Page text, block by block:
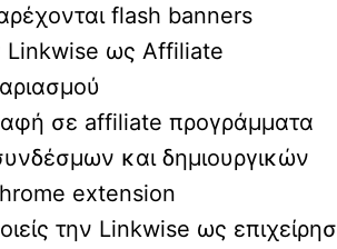
flash banners
Linkwise ως Affiliate
σε affiliate προγράμματα
και δημιουργικών
extension
την Linkwise ως